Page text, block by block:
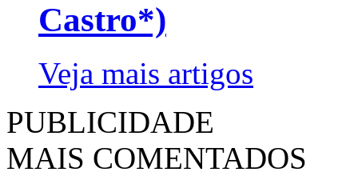
Castro*)
Veja mais artigos
PUBLICIDADE
MAIS COMENTADOS